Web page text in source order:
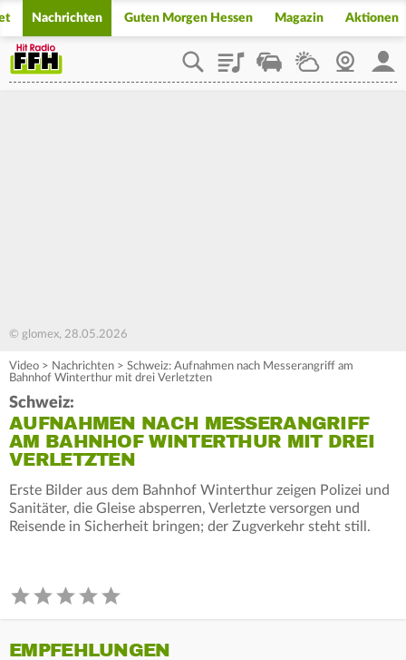
Nachrichten Guten Morgen Hessen Magazin Aktionen
PlaylistStaupilotWetterWebcam
© glomex, 28.05.2026
Video > Nachrichten > Schweiz: Aufnahmen nach Messerangriff am
Bahnhof Winterthur mit drei Verletzten
Schweiz:
AUFNAHMEN NACH MESSERANGRIFF
AM BAHNHOF WINTERTHUR MIT DREI
VERLETZTEN
Erste Bilder aus dem Bahnhof Winterthur zeigen Polizei und
Sanitäter, die Gleise absperren, Verletzte versorgen und
Reisende in Sicherheit bringen; der Zugverkehr steht still.
EMPFEHLUNGEN